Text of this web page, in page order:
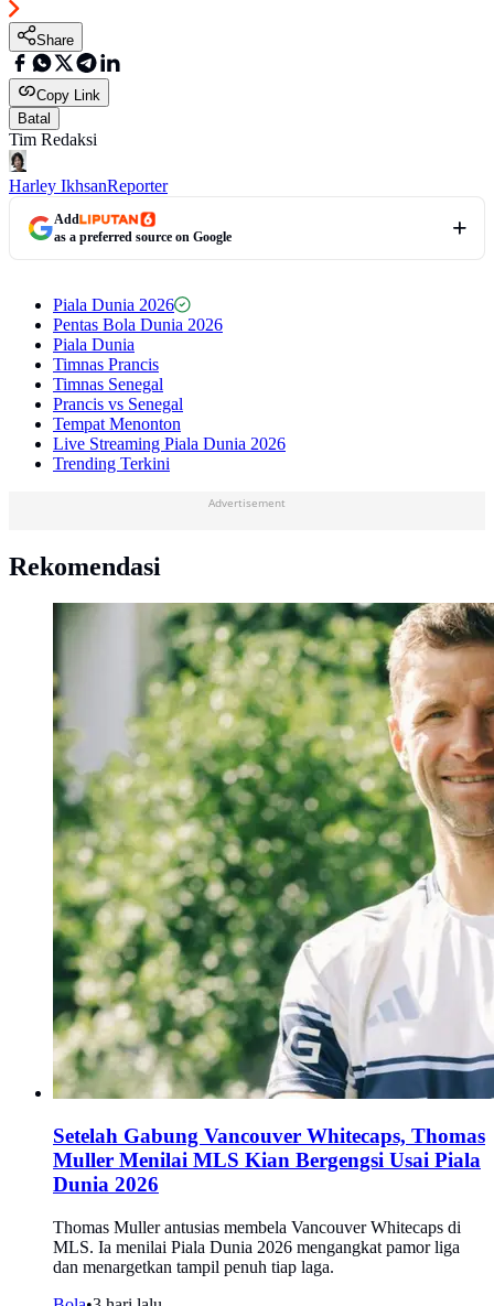
Share
Copy Link
Batal
Tim Redaksi
Harley IkhsanReporter
Add
as a preferred source on Google
Piala Dunia 2026
Pentas Bola Dunia 2026
Piala Dunia
Timnas Prancis
Timnas Senegal
Prancis vs Senegal
Tempat Menonton
Live Streaming Piala Dunia 2026
Trending Terkini
Advertisement
Rekomendasi
Setelah Gabung Vancouver Whitecaps, Thomas
Muller Menilai MLS Kian Bergengsi Usai Piala
Dunia 2026
Thomas Muller antusias membela Vancouver Whitecaps di
MLS. Ia menilai Piala Dunia 2026 mengangkat pamor liga
dan menargetkan tampil penuh tiap laga.